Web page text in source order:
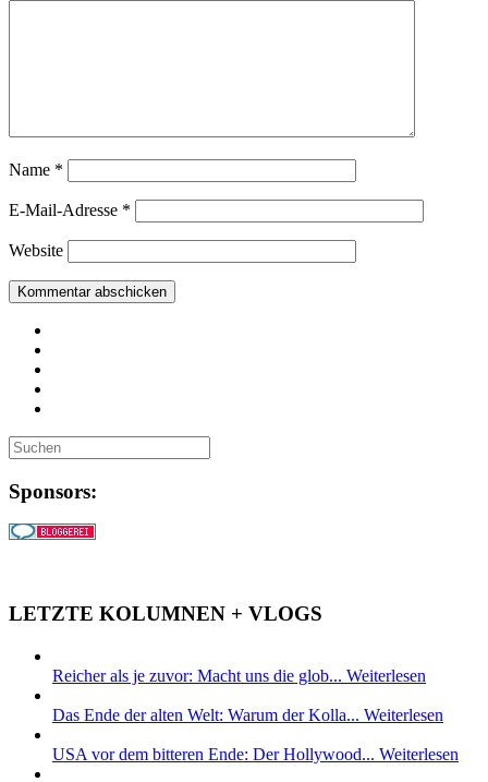
Name *
E-Mail-Adresse *
Website
Sponsors:
LETZTE KOLUMNEN + VLOGS
Reicher als je zuvor: Macht uns die glob... Weiterlesen
Das Ende der alten Welt: Warum der Kolla... Weiterlesen
USA vor dem bitteren Ende: Der Hollywood... Weiterlesen